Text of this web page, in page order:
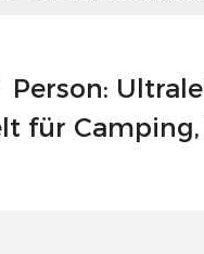
für